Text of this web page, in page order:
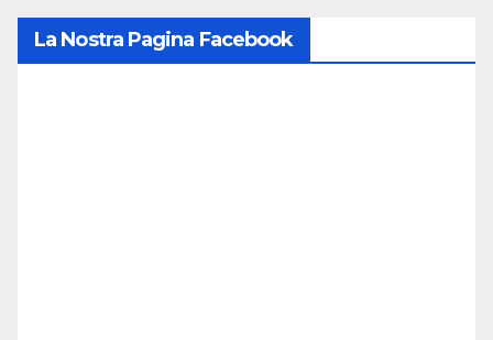
La Nostra Pagina Facebook